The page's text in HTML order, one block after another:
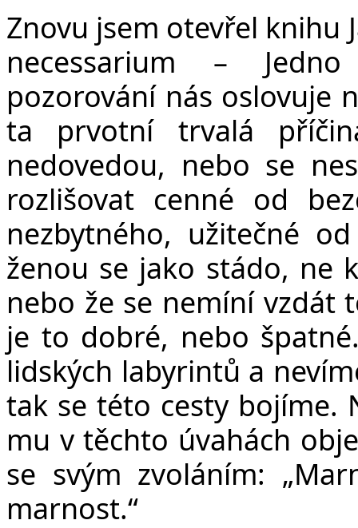
Znovu jsem otevřel knihu
necessarium –
pozorování nás oslovuje
ta prvotní trvalá
nedovedou, nebo se
rozlišovat cenné od
nezbytného, užitečné
ženou se jako stádo, ne
nebo že se nemíní vzdát
je to dobré, nebo
lidských labyrintů a
tak se této cesty bojíme.
mu v těchto úvahách
se svým zvoláním:
marnost.“